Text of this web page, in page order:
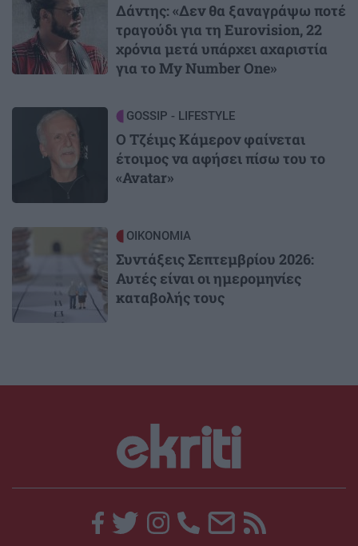
Δάντης: «Δεν θα ξαναγράψω ποτέ
τραγούδι για τη Eurovision, 22
χρόνια μετά υπάρχει αχαριστία
για το My Number One»
Image GOSSIP - LIFESTYLE
Ο Τζέιμς Κάμερον φαίνεται
έτοιμος να αφήσει πίσω του το
«Avatar»
Image ΟΙΚΟΝΟΜΙΑ
Συντάξεις Σεπτεμβρίου 2026:
Αυτές είναι οι ημερομηνίες
καταβολής τους